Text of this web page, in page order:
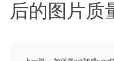
后的图片质